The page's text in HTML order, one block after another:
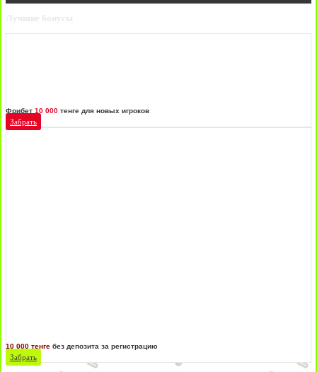
Лучшие бонусы
Фрибет 10 000 тенге для новых игроков
Забрать
10 000 тенге без депозита за регистрацию
Забрать